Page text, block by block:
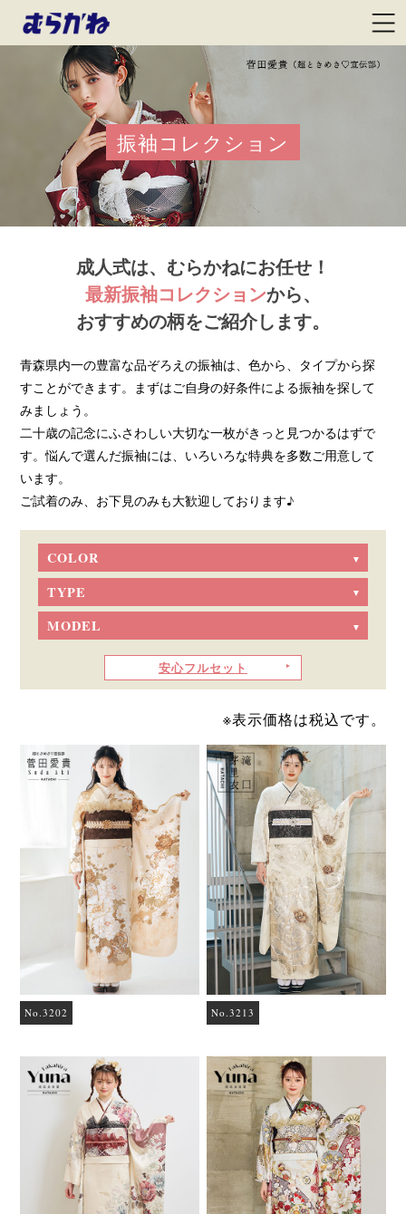
振袖コレクション
成人式は、むらかねにお任せ！
最新振袖コレクションから、
おすすめの柄をご紹介します。
青森県内一の豊富な品ぞろえの振袖は、色から、タイプから探
すことができます。まずはご自身の好条件による振袖を探して
みましょう。
二十歳の記念にふさわしい大切な一枚がきっと見つかるはずで
す。悩んで選んだ振袖には、いろいろな特典を多数ご用意して
います。
ご試着のみ、お下見のみも大歓迎しております♪
COLOR
TYPE
MODEL
安心フルセット
※表示価格は税込です。
No.3202 No.3213